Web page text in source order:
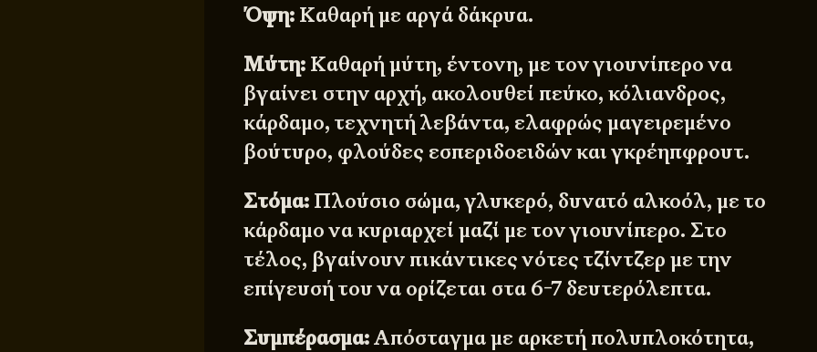
Όψη: Καθαρή με αργά δάκρυα.
Μύτη: Καθαρή μύτη, έντονη, με τον γιουνίπερο να
βγαίνει στην αρχή, ακολουθεί πεύκο, κόλιανδρος,
κάρδαμο, τεχνητή λεβάντα, ελαφρώς μαγειρεμένο
βούτυρο, φλούδες εσπεριδοειδών και γκρέηπφρουτ.
Στόμα: Πλούσιο σώμα, γλυκερό, δυνατό αλκοόλ, με το
κάρδαμο να κυριαρχεί μαζί με τον γιουνίπερο. Στο
τέλος, βγαίνουν πικάντικες νότες τζίντζερ με την
επίγευσή του να ορίζεται στα 6-7 δευτερόλεπτα.
Συμπέρασμα:Απόσταγμα με αρκετή πολυπλοκότητα,